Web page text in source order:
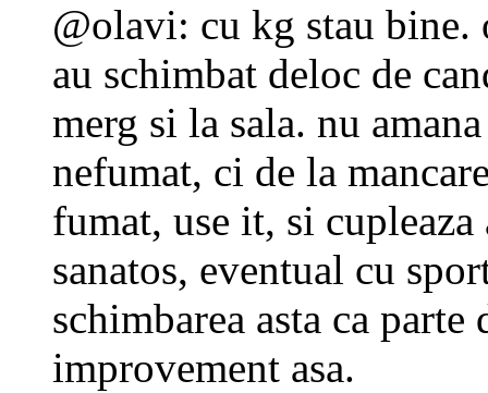
@olavi: cu kg stau
au schimbat deloc de
merg si la sala. nu
nefumat, ci de la
fumat, use it, si cupleaza
sanatos, eventual cu
schimbarea asta ca
improvement asa.